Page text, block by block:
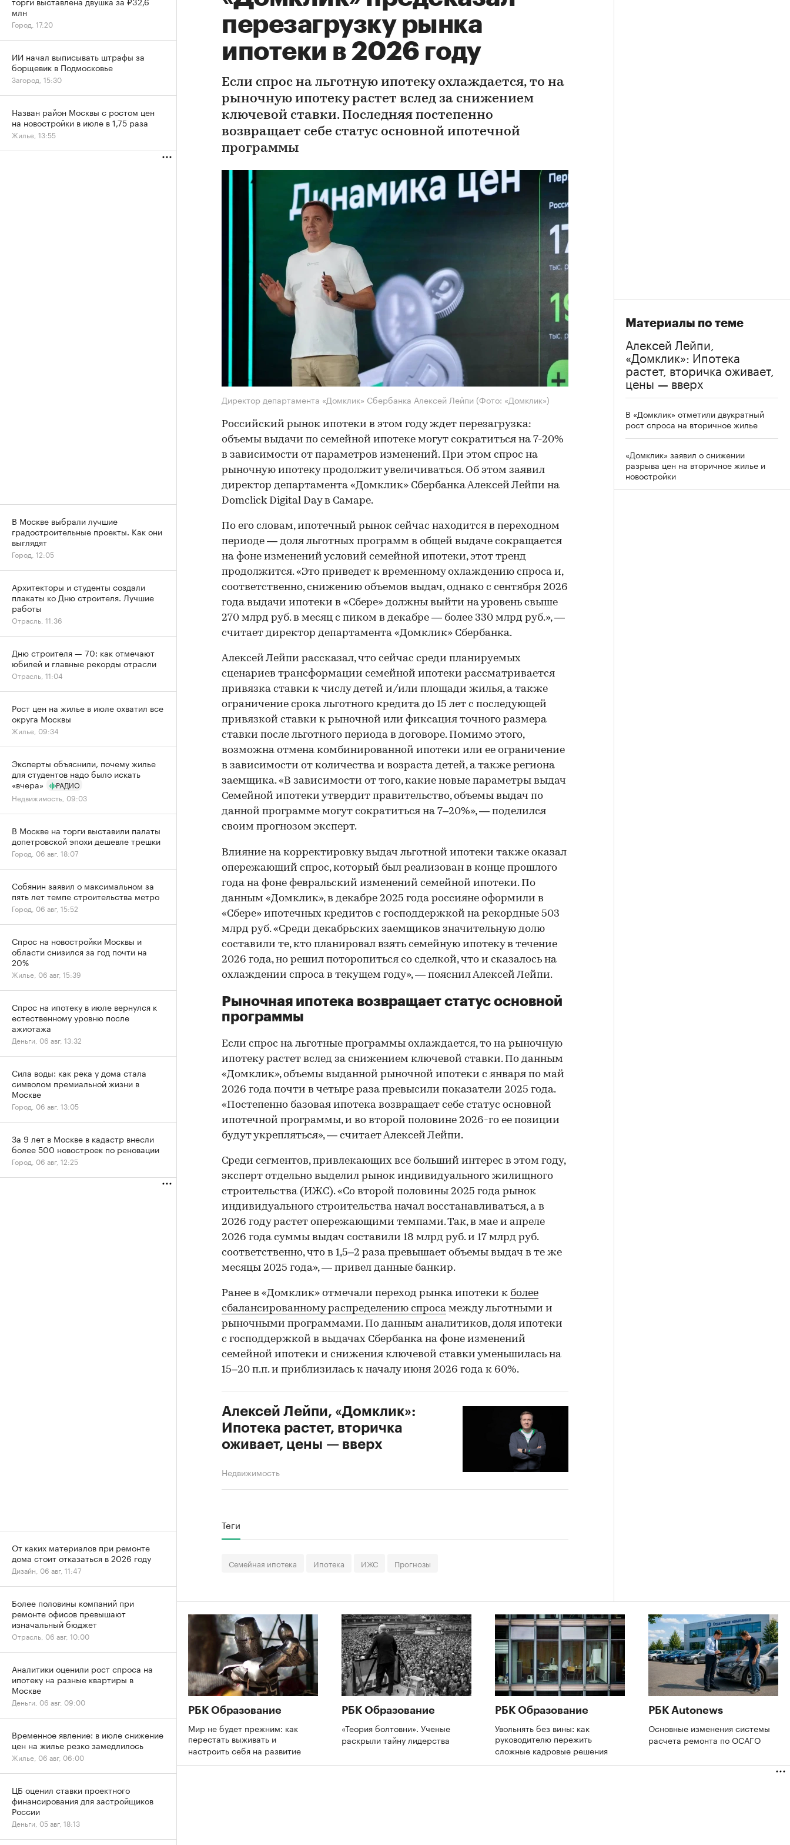
перезагрузку рынка
ипотеки в 2026 году
Если спрос на льготную ипотеку охлаждается, то на
рыночную ипотеку растет вслед за снижением
ключевой ставки. Последняя постепенно
возвращает себе статус основной ипотечной
программы
Директор департамента «Домклик» Сбербанка Алексей Лейпи (Фото: «Домклик»)
Российский рынок ипотеки в этом году ждет перезагрузка:
объемы выдачи по семейной ипотеке могут сократиться на 7-20%
в зависимости от параметров изменений. При этом спрос на
рыночную ипотеку продолжит увеличиваться. Об этом заявил
директор департамента «Домклик» Сбербанка Алексей Лейпи на
Domclick Digital Day в Самаре.
По его словам, ипотечный рынок сейчас находится в переходном
периоде — доля льготных программ в общей выдаче сокращается
на фоне изменений условий семейной ипотеки, этот тренд
продолжится. «Это приведет к временному охлаждению спроса и,
соответственно, снижению объемов выдач, однако с сентября 2026
года выдачи ипотеки в «Сбере» должны выйти на уровень свыше
270 млрд руб. в месяц с пиком в декабре — более 330 млрд руб.», —
считает директор департамента «Домклик» Сбербанка.
Алексей Лейпи рассказал, что сейчас среди планируемых
сценариев трансформации семейной ипотеки рассматривается
привязка ставки к числу детей и/или площади жилья, а также
ограничение срока льготного кредита до 15 лет с последующей
привязкой ставки к рыночной или фиксация точного размера
ставки после льготного периода в договоре. Помимо этого,
возможна отмена комбинированной ипотеки или ее ограничение
в зависимости от количества и возраста детей, а также региона
заемщика. «В зависимости от того, какие новые параметры выдач
Семейной ипотеки утвердит правительство, объемы выдач по
данной программе могут сократиться на 7–20%», — поделился
своим прогнозом эксперт.
Влияние на корректировку выдач льготной ипотеки также оказал
опережающий спрос, который был реализован в конце прошлого
года на фоне февральский изменений семейной ипотеки. По
данным «Домклик», в декабре 2025 года россияне оформили в
«Сбере» ипотечных кредитов с господдержкой на рекордные 503
млрд руб. «Среди декабрьских заемщиков значительную долю
составили те, кто планировал взять семейную ипотеку в течение
2026 года, но решил поторопиться со сделкой, что и сказалось на
охлаждении спроса в текущем году», — пояснил Алексей Лейпи.
Рыночная ипотека возвращает статус основной
программы
Если спрос на льготные программы охлаждается, то на рыночную
ипотеку растет вслед за снижением ключевой ставки. По данным
«Домклик», объемы выданной рыночной ипотеки с января по май
2026 года почти в четыре раза превысили показатели 2025 года.
«Постепенно базовая ипотека возвращает себе статус основной
ипотечной программы, и во второй половине 2026-го ее позиции
будут укрепляться», — считает Алексей Лейпи.
Среди сегментов, привлекающих все больший интерес в этом году,
эксперт отдельно выделил рынок индивидуального жилищного
строительства (ИЖС). «Со второй половины 2025 года рынок
индивидуального строительства начал восстанавливаться, а в
2026 году растет опережающими темпами. Так, в мае и апреле
2026 года суммы выдач составили 18 млрд руб. и 17 млрд руб.
соответственно, что в 1,5–2 раза превышает объемы выдач в те же
месяцы 2025 года», — привел данные банкир.
Ранее в «Домклик» отмечали переход рынка ипотеки к более
сбалансированному распределению спроса между льготными и
рыночными программами. По данным аналитиков, доля ипотеки
с господдержкой в выдачах Сбербанка на фоне изменений
семейной ипотеки и снижения ключевой ставки уменьшилась на
15–20 п.п. и приблизилась к началу июня 2026 года к 60%.
Алексей Лейпи, «Домклик»:
Ипотека растет, вторичка
оживает, цены — вверх
Недвижимость
Теги
Семейная ипотека Ипотека ИЖС Прогнозы
Материалы по теме
Алексей Лейпи,
«Домклик»: Ипотека
растет, вторичка оживает,
цены — вверх
В «Домклик» отметили двукратный
рост спроса на вторичное жилье
«Домклик» заявил о снижении
разрыва цен на вторичное жилье и
новостройки
РБК Образование
Мир не будет прежним: как
перестать выживать и
настроить себя на развитие
РБК Образование
«Теория болтовни». Ученые
раскрыли тайну лидерства
РБК Образование
Увольнять без вины: как
руководителю пережить
сложные кадровые решения
РБК Autonews
Основные изменения системы
расчета ремонта по ОСАГО
млн
Город, 17:20
ИИ начал выписывать штрафы за
борщевик в Подмосковье
Загород, 15:30
Назван район Москвы с ростом цен
на новостройки в июле в 1,75 раза
Жилье, 13:55
В Москве выбрали лучшие
градостроительные проекты. Как они
выглядят
Город, 12:05
Архитекторы и студенты создали
плакаты ко Дню строителя. Лучшие
работы
Отрасль, 11:36
Дню строителя — 70: как отмечают
юбилей и главные рекорды отрасли
Отрасль, 11:04
Рост цен на жилье в июле охватил все
округа Москвы
Жилье, 09:34
Эксперты объяснили, почему жилье
для студентов надо было искать
«вчера»
РАДИО
Недвижимость, 09:03
В Москве на торги выставили палаты
допетровской эпохи дешевле трешки
Город, 06 авг, 18:07
Собянин заявил о максимальном за
пять лет темпе строительства метро
Город, 06 авг, 15:52
Спрос на новостройки Москвы и
области снизился за год почти на
20%
Жилье, 06 авг, 15:39
Спрос на ипотеку в июле вернулся к
естественному уровню после
ажиотажа
Деньги, 06 авг, 13:32
Сила воды: как река у дома стала
символом премиальной жизни в
Москве
Город, 06 авг, 13:05
За 9 лет в Москве в кадастр внесли
более 500 новостроек по реновации
Город, 06 авг, 12:25
От каких материалов при ремонте
дома стоит отказаться в 2026 году
Дизайн, 06 авг, 11:47
Более половины компаний при
ремонте офисов превышают
изначальный бюджет
Отрасль, 06 авг, 10:00
Аналитики оценили рост спроса на
ипотеку на разные квартиры в
Москве
Деньги, 06 авг, 09:00
Временное явление: в июле снижение
цен на жилье резко замедлилось
Жилье, 06 авг, 06:00
ЦБ оценил ставки проектного
финансирования для застройщиков
России
Деньги, 05 авг, 18:13